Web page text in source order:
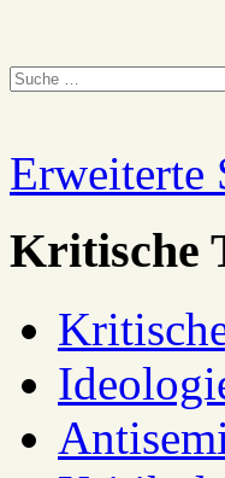
Erweiterte
Kritische